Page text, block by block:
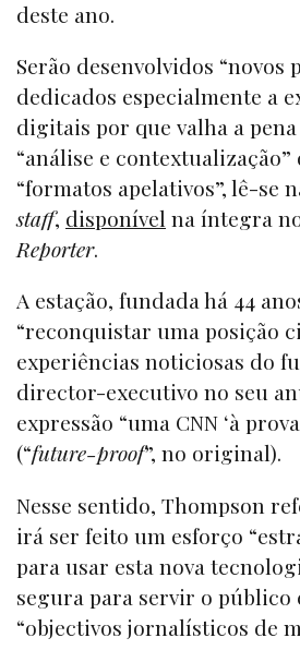
deste ano.
Serão desenvolvidos
dedicados especialmente a
digitais por que valha a
“análise e
“formatos apelativos”, lê-se
staff, disponívelna íntegra
Reporter.
A estação, fundada há 44
“reconquistar uma posição
experiências noticiosas do
director-executivo no seu
expressão “uma CNN ‘à
(“future-proof”, no original).
Nesse sentido, Thompson
irá ser feito um esforço
para usar esta nova
segura para servir o público
“objectivos jornalísticos de